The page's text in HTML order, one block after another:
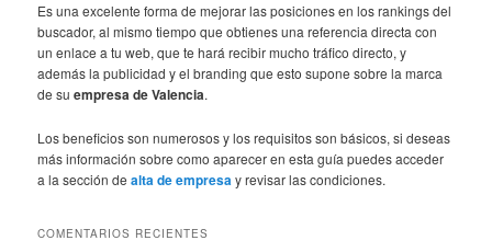
Es una excelente forma de mejorar las posiciones en los rankings del
buscador, al mismo tiempo que obtienes una referencia directa con
un enlace a tu web, que te hará recibir mucho tráfico directo, y
además la publicidad y el branding que esto supone sobre la marca
de suempresa de Valencia.
Los beneficios son numerosos y los requisitos son básicos, si deseas
más información sobre como aparecer en esta guía puedes acceder
a la sección dealta de empresay revisar las condiciones.
COMENTARIOS RECIENTES